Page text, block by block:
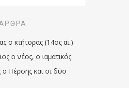
ο κτήτορας (14ος αι.)
ο νέος, ο ιαματικός
ο Πέρσης και οι δύο